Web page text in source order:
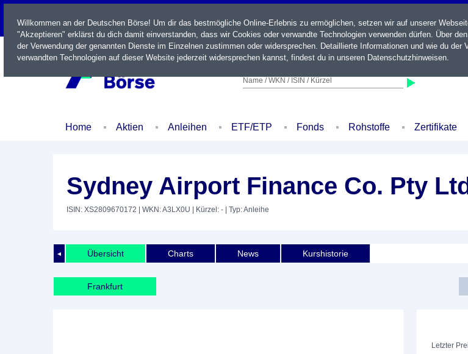
LIVE
Name / WKN / ISIN / Kürzel
Home Aktien Anleihen ETF/ETP Fonds Rohstoffe Zertifikate
Sydney Airport Finance Co. Pty
ISIN: XS2809670172 | WKN: A3LX0U | Kürzel: - | Typ: Anleihe
◄ Übersicht Charts News Kurshistorie
Frankfurt
Letzter
Willkommen an der Deutschen Börse! Um dir das bestmögliche Online-Erlebnis zu ermöglichen, setzen wir auf unserer
"Akzeptieren" erklärst du dich damit einverstanden, dass wir Cookies oder verwandte Technologien verwenden dürfen. Über
der Verwendung der genannten Dienste im Einzelnen zustimmen oder widersprechen. Detaillierte Informationen und wie du der
verwandten Technologien auf dieser Website jederzeit widersprechen kannst, findest du in unseren Datenschutzhinweisen.